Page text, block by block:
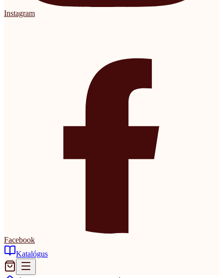
Instagram
Facebook
Katalógus